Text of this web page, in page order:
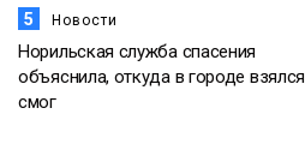
5 Новости
Норильская служба спасения
объяснила, откуда в городе взялся
смог